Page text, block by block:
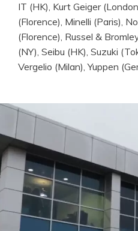
IT (HK), Kurt Geiger
(Florence), Minelli (Paris),
(Florence), Russel &
(NY), Seibu (HK), Suzuki
Vergelio (Milan), Yuppen